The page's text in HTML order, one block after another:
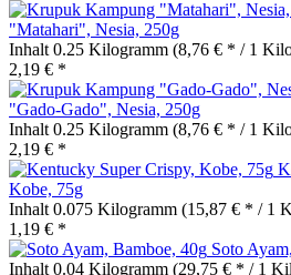
"Matahari", Nesia, 250g
Inhalt 0.25 Kilogramm (8,76 € * / 1
2,19 € *
"Gado-Gado", Nesia, 250g
Inhalt 0.25 Kilogramm (8,76 € * / 1
2,19 € *
Kobe, 75g
Inhalt 0.075 Kilogramm (15,87 € * / 1
1,19 € *
Soto
Inhalt 0.04 Kilogramm (29,75 € * / 1